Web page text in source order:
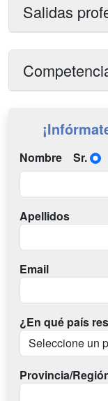
Salidas
Nombre Sr.
Apellidos
Email
¿En qué país
Provincia/